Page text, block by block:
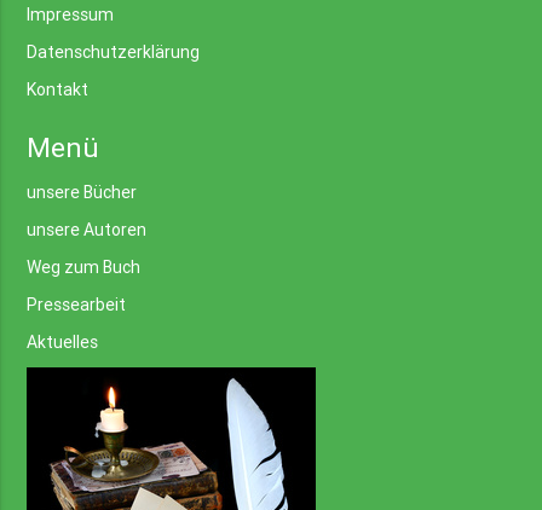
Impressum
Datenschutzerklärung
Kontakt
Menü
unsere Bücher
unsere Autoren
Weg zum Buch
Pressearbeit
Aktuelles